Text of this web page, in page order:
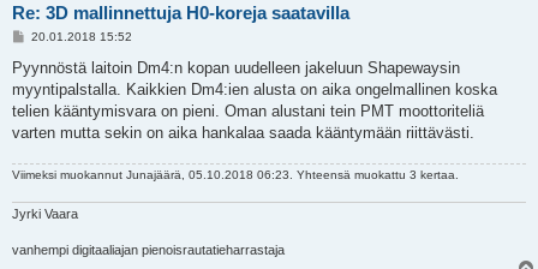
Re: 3D mallinnettuja H0-koreja saatavilla
V
e
s
t
i
20.01.2018 15:52
Pyynnöstä laitoin Dm4:n kopan uudelleen jakeluun Shapewaysin
myyntipalstalla. Kaikkien Dm4:ien alusta on aika ongelmallinen koska
telien kääntymisvara on pieni. Oman alustani tein PMT moottoriteliä
varten mutta sekin on aika hankalaa saada kääntymään riittävästi.
Viimeksi muokannut Junajäärä , 05.10.2018 06:23. Yhteensä muokattu 3 kertaa.
Jyrki Vaara
vanhempi digitaaliajan pienoisrautatieharrastaja